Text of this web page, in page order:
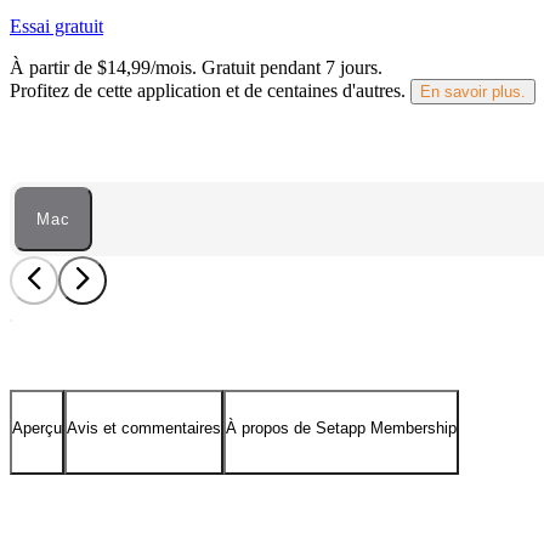
Essai gratuit
À partir de $14,99/mois. Gratuit pendant 7 jours.
Profitez de cette application et de centaines d'autres.
En savoir plus.
Mac
Aperçu Avis et commentaires À propos de Setapp Membership